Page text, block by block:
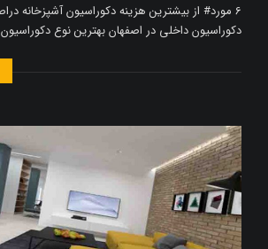
6 مورد# از بیشترین هزینه دکوراسیون آشپزخانه
دکوراسیون داخلی در اصفهان بهترین نوع